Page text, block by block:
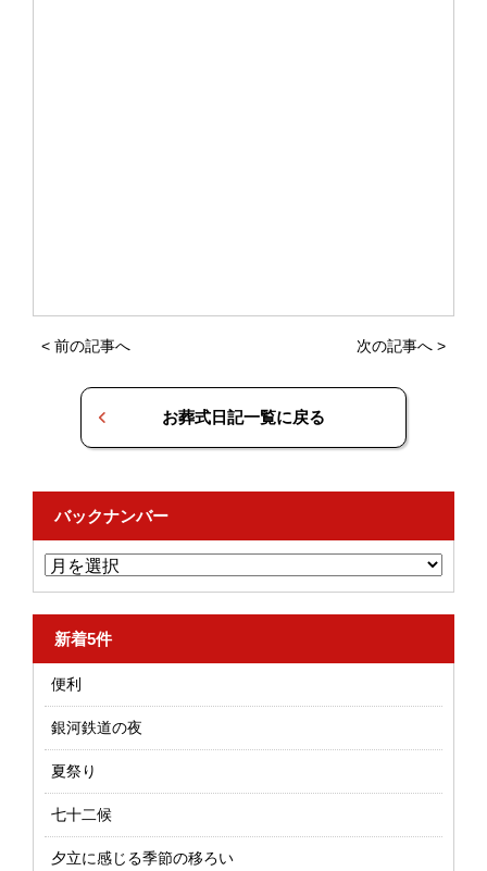
< 前の記事へ 次の記事へ >
お葬式日記一覧に戻る
バックナンバー
新着5件
便利
銀河鉄道の夜
夏祭り
七十二候
夕立に感じる季節の移ろい